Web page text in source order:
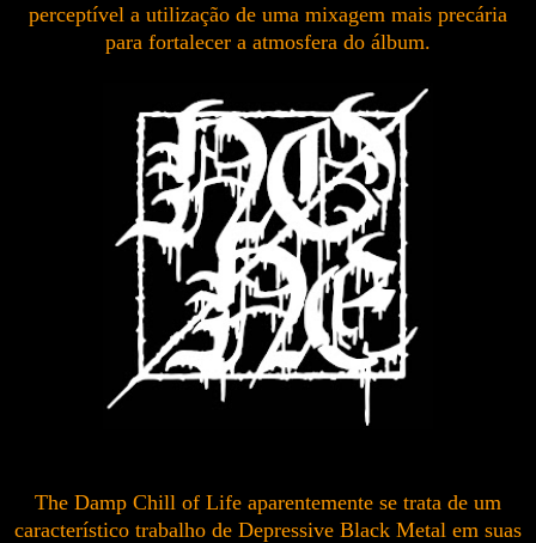
perceptível a utilização de uma mixagem mais precária
para fortalecer a atmosfera do álbum.
The Damp Chill of Life aparentemente se trata de um
característico trabalho de Depressive Black Metal em suas